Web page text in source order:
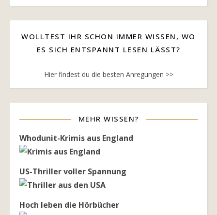
WOLLTEST IHR SCHON IMMER WISSEN, WO
ES SICH ENTSPANNT LESEN LÄSST?
Hier findest du die besten Anregungen >>
MEHR WISSEN?
Whodunit-Krimis aus England
US-Thriller voller Spannung
Hoch leben die Hörbücher